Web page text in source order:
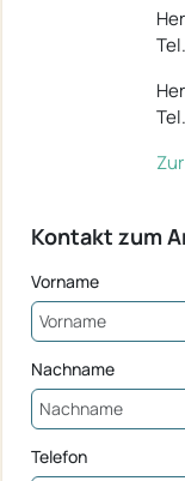
Kontakt zum
Vorname
Nachname
Telefon